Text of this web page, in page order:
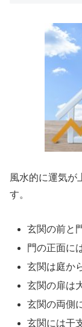
風水的に運気が
す。
玄関の前と
門の正面に
玄関は庭か
玄関の扉は
玄関の両側
玄関には干